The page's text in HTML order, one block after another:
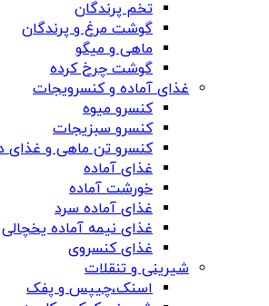
تخم پرندگان
گوشت مرغ و پرندگان
ماهی و میگو
گوشت چرخ کرده
غذای آماده و کنسرویجات
کنسرو میوه
کنسرو سبزیجات
کنسرو تن ماهی و غذای
غذای آماده
خورشت آماده
غذای آماده سرد
غذای نیمه آماده یخچالی
غذای کنسروی
شیرینی و تنقلات
اسنک،چیپس و پفک